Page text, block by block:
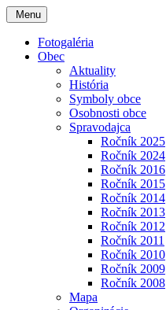
Menu
Fotogaléria
Obec
Aktuality
História
Symboly obce
Osobnosti obce
Spravodajca
Ročník 2025
Ročník 2024
Ročník 2016
Ročník 2015
Ročník 2014
Ročník 2013
Ročník 2012
Ročník 2011
Ročník 2010
Ročník 2009
Ročník 2008
Mapa